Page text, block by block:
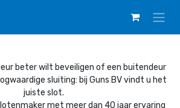
beter wilt beveiligen of een buitendeur
sluiting: bij Guns BV vindt u het
juiste slot.
met meer dan 40 jaar ervaring